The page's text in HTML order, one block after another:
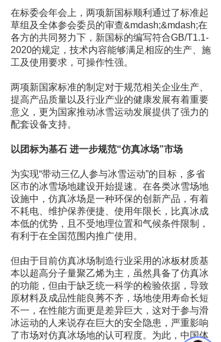
在标委会年会上，两项新国标顺利通过了标准起
草组及全体参会委员的审查&mdash;&mdash;在
各方的共同努力下，新国标的编写符合GB/T1.1-
2020的规定，技术内容能够满足相应的生产、施
工及使用要求，可操作性强。
两项新国家标准的制定对于规范相关企业生产、
提高产品质量以及行业产业的健康发展有着重要
意义，更为国家推动冰雪运动发展提供了强力的
配套设备支持。
以团标为基石 进一步规范“仿真冰场”市场
为实现“带动三亿人参与冰雪运动”的目标，多省
区市的冰雪场地建设开始提速。在各类冰雪场地
设施中，仿真冰场是一种环保的创新产品，有着
不耗电、维护保养便捷、使用年限长，比真冰成
本低的优势，且不受地理位置和气候条件限制，
有利于在全国范围内推广使用。
但由于目前仿真冰场制造行业采用的冰板材质基
本以超高分子量聚乙烯为主，虽然具备了仿真冰
的功能，但由于缺乏统一科学的检验依据，导致
原材料及成品性能良莠不齐，场地使用寿命长短
不一，在性能方面更是差异巨大，这对于参与滑
冰运动的人来说存在巨大的安全隐患，严重影响
了市场对仿真冰场地的认可程度。为此，中国体